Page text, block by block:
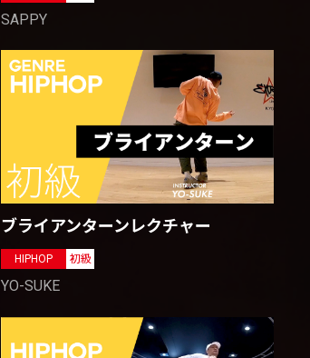
SAPPY
ブライアンターンレクチャー
HIPHOP 初級
YO-SUKE